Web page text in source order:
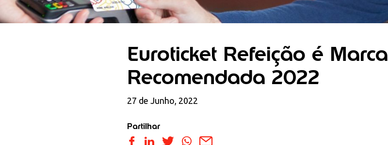
Euroticket Refeição é Marca
Recomendada 2022
27 de Junho, 2022
Partilhar